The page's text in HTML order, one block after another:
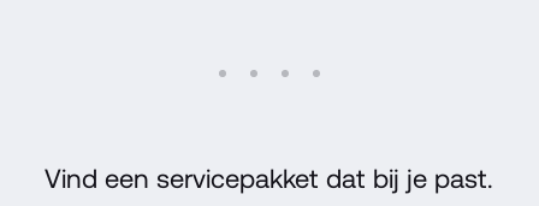
Vind een servicepakket dat bij je past.